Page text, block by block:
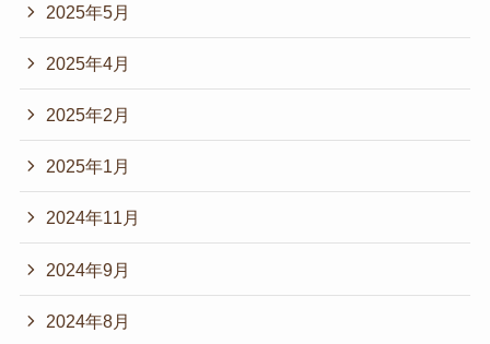
2025年5月
2025年4月
2025年2月
2025年1月
2024年11月
2024年9月
2024年8月